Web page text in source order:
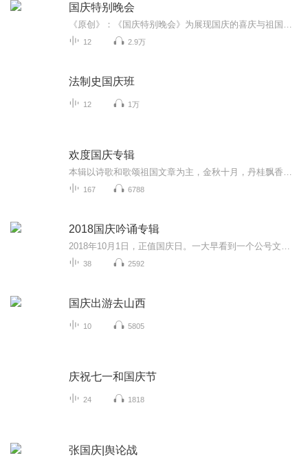
国庆特别晚会
12 2.9万
法制史国庆班
12 1万
欢度国庆专辑
167 6788
2018国庆吟诵专辑
38 2592
国庆出游去山西
10 5805
庆祝七一和国庆节
24 1818
张国庆|舆论战